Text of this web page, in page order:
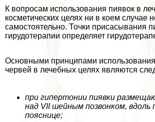
К вопросам использования пиявок в
косметических целях ни в коем случае
самостоятельно. Точки присасывания
гирудотерапии определяет
Основными принципами
червей в лечебных целях являются
при гипертонии пиявки
над VII шейным позвонком, вдоль
пояснице;